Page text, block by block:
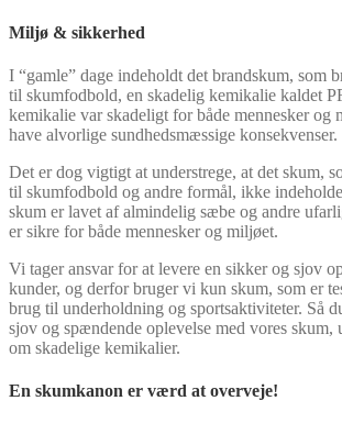
Miljø & sikkerhed
I “gamle” dage indeholdt det brandskum, som
til skumfodbold, en skadelig kemikalie kaldet
kemikalie var skadeligt for både mennesker og
have alvorlige sundhedsmæssige konsekvenser.
Det er dog vigtigt at understrege, at det skum,
til skumfodbold og andre formål, ikke
skum er lavet af almindelig sæbe og andre
er sikre for både mennesker og miljøet.
Vi tager ansvar for at levere en sikker og sjov
kunder, og derfor bruger vi kun skum, som er
brug til underholdning og sportsaktiviteter. Så
sjov og spændende oplevelse med vores skum,
om skadelige kemikalier.
En skumkanon er værd at overveje!